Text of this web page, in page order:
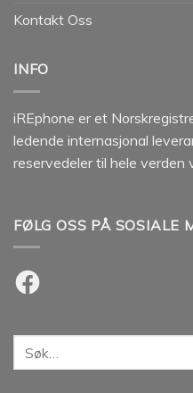
Kontakt Oss
INFO
iREphone er et
ledende internasjonal
reservedeler til hele verden
FØLG OSS PÅ SOSIALE
Facebook